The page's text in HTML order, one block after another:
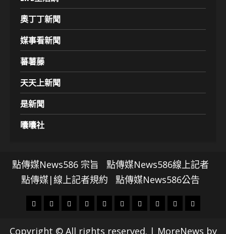
奧丁丁新聞
媒事看新聞
蕃薯藤
天天上新聞
是新聞
囔囔社
點傳媒News586 宗旨
點傳媒News586線上記者
點傳媒|線上記者規約
點傳媒News586公告
頭
財
地
社
文
科
專
娛
影
政
國
運
生
Copyright © All rights reserved. | MoreNews by